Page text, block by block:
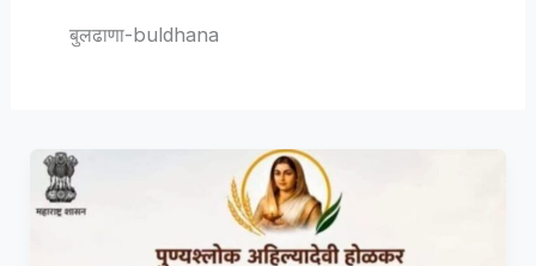
बुलढाणा-buldhana